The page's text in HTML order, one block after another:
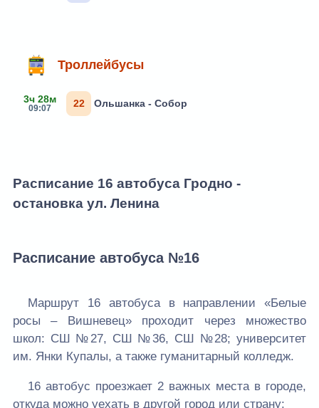
Троллейбусы
3ч 28м
09:07 22 Ольшанка - Собор
Расписание 16 автобуса Гродно -
остановка ул. Ленина
Расписание автобусa №16
Маршрут 16 автобуса в направлении «Белые
росы – Вишневец» проходит через множество
школ: СШ №27, СШ №36, СШ №28; университет
им. Янки Купалы, а также гуманитарный колледж.
16 автобус проезжает 2 важных места в городе,
откуда можно уехать в другой город или страну: